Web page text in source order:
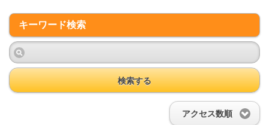
キーワード検索
検索する
アクセス数順